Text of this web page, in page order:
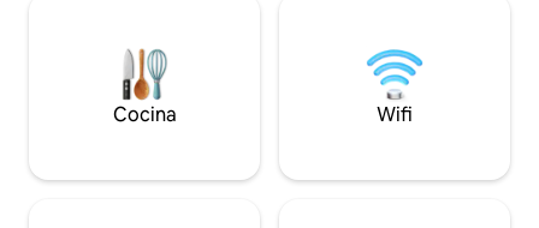
estrellas!
Cocina Wifi